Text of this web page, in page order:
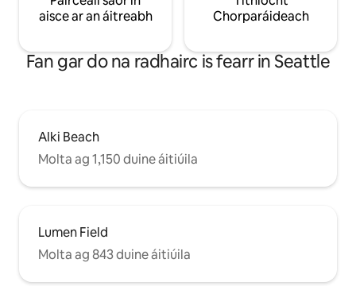
aisce ar an áitreabh
Chorparáideach
Fan gar do na radhairc is fearr in Seattle
Alki Beach
Molta ag 1,150 duine áitiúila
Lumen Field
Molta ag 843 duine áitiúila